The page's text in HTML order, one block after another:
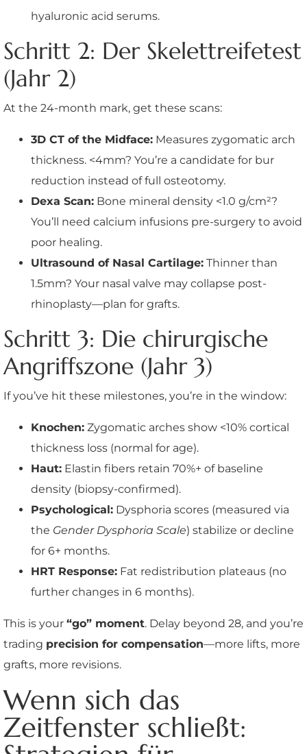
hyaluronic acid serums.
Schritt 2: Der Skelettreifetest
(Jahr 2)
At the 24-month mark, get these scans:
3D CT of the Midface: Measures zygomatic arch
thickness. <4mm? You’re a candidate for bur
reduction instead of full osteotomy.
Dexa Scan: Bone mineral density <1.0 g/cm²?
You’ll need calcium infusions pre-surgery to avoid
poor healing.
Ultrasound of Nasal Cartilage: Thinner than
1.5mm? Your nasal valve may collapse post-
rhinoplasty—plan for grafts.
Schritt 3: Die chirurgische
Angriffszone (Jahr 3)
If you’ve hit these milestones, you’re in the window:
Knochen: Zygomatic arches show <10% cortical
thickness loss (normal for age).
Haut: Elastin fibers retain 70%+ of baseline
density (biopsy-confirmed).
Psychological: Dysphoria scores (measured via
the Gender Dysphoria Scale) stabilize or decline
for 6+ months.
HRT Response: Fat redistribution plateaus (no
further changes in 6 months).
This is your “go” moment. Delay beyond 28, and you’re
trading precision for compensation—more lifts, more
grafts, more revisions.
Wenn sich das
Zeitfenster schließt: